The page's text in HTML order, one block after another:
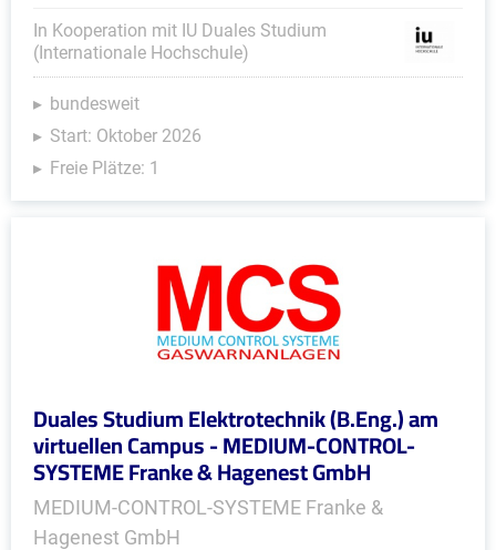
In Kooperation mit IU Duales Studium
(Internationale Hochschule)
bundesweit
Start: Oktober 2026
Freie Plätze: 1
Duales Studium Elektrotechnik (B.Eng.) am
virtuellen Campus - MEDIUM-CONTROL-
SYSTEME Franke & Hagenest GmbH
MEDIUM-CONTROL-SYSTEME Franke &
Hagenest GmbH